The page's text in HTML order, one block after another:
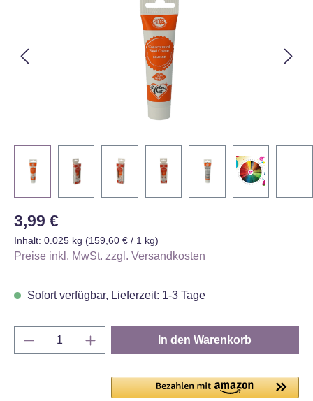
Regulärer Preis:
3,99 €
Inhalt: 0.025 kg (159,60 € / 1 kg)
Preise inkl. MwSt. zzgl. Versandkosten
Sofort verfügbar, Lieferzeit: 1-3 Tage
Produkt Anzahl: Gib den gewünschten
In den Warenkorb